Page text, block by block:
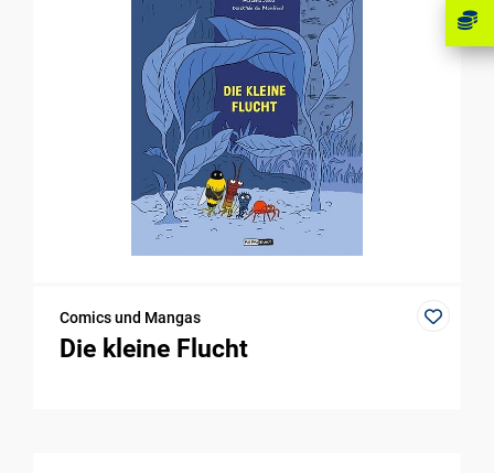
Comics und Mangas
Die kleine Flucht